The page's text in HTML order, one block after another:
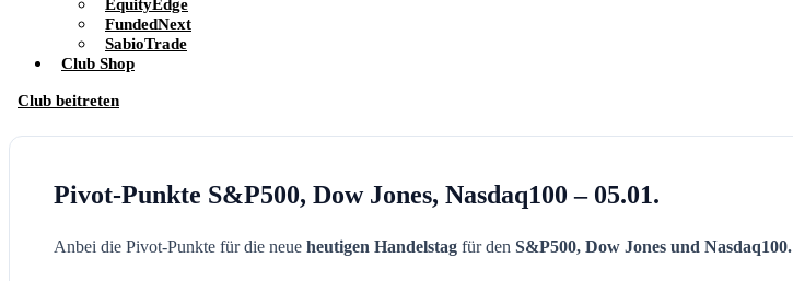
EquityEdge
FundedNext
SabioTrade
Club Shop
Club beitreten
Pivot-Punkte S&P500, Dow Jones, Nasdaq100 – 05.01.
Anbei die Pivot-Punkte für die neue heutigen Handelstag für den S&P500, Dow Jones und Nasdaq100.